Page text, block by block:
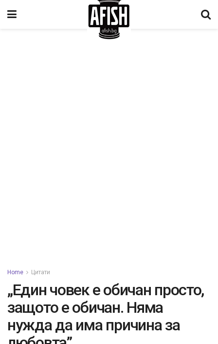
Home Цитати
„Един човек е обичан просто,
защото е обичан. Няма
нужда да има причина за